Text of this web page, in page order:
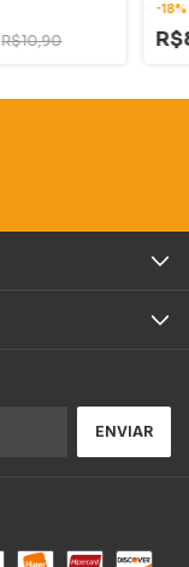
R$10,90
-18%